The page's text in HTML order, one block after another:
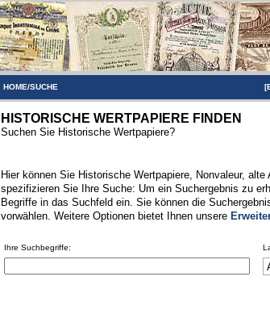
HOME/SUCHE [
HISTORISCHE WERTPAPIERE FINDEN
Suchen Sie Historische Wertpapiere?
Hier können Sie Historische Wertpapiere, Nonvaleur,
spezifizieren Sie Ihre Suche: Um ein Suchergebnis zu
Begriffe in das Suchfeld ein. Sie können die
vorwählen. Weitere Optionen bietet Ihnen unsere
Ihre Suchbegriffe: